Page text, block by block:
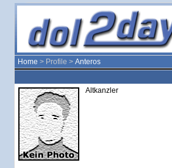
Home > Profile > Anteros
Altkanzler